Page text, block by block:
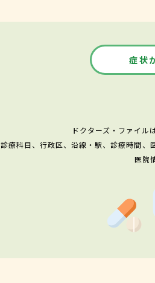
症状
ドクターズ・ファイル
診療科目、行政区、沿線・駅、診療時間、
医院